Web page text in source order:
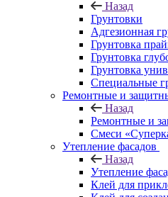
Назад
Грунтовки
Адгезионная
Грунтовка
Грунтовка
Грунтовка
Специальные
Ремонтные и
Назад
Ремонтные и
Смеси
Утепление фасадов
Назад
Утепление
Клей для